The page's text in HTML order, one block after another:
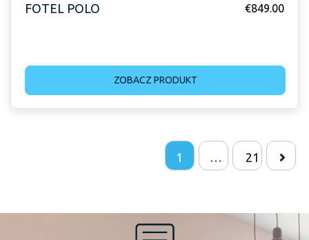
FOTEL POLO €849.00
ZOBACZ PRODUKT
1 … 21